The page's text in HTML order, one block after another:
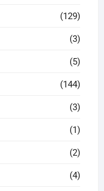
(129)
(3)
(5)
(144)
(3)
(1)
(2)
(4)